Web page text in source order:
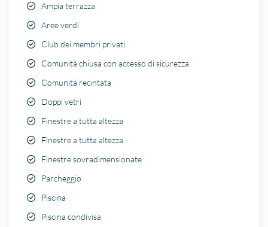
Ampia terrazza
Aree verdi
Club dei membri privati
Comunità chiusa con accesso di sicurezza
Comunità recintata
Doppi vetri
Finestre a tutta altezza
Finestre a tutta altezza
Finestre sovradimensionate
Parcheggio
Piscina
Piscina condivisa